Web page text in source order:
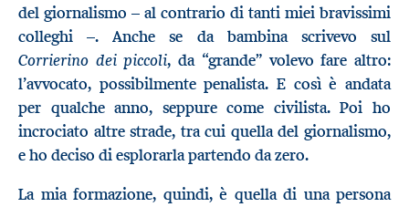
del giornalismo – al contrario di tanti miei bravissimi
colleghi –. Anche se da bambina scrivevo sul
Corrierino dei piccoli, da “grande” volevo fare altro:
l’avvocato, possibilmente penalista. E così è andata
per qualche anno, seppure come civilista. Poi ho
incrociato altre strade, tra cui quella del giornalismo,
e ho deciso di esplorarla partendo da zero.
La mia formazione, quindi, è quella di una persona